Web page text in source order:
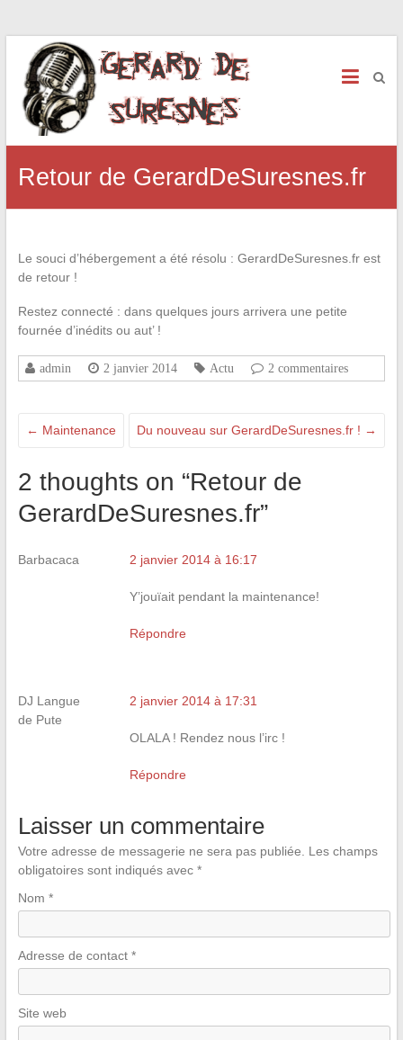
Retour de GerardDeSuresnes.fr
Le souci d’hébergement a été résolu : GerardDeSuresnes.fr est
de retour !
Restez connecté : dans quelques jours arrivera une petite
fournée d’inédits ou aut’ !
admin 2 janvier 2014 Actu 2 commentaires
← Maintenance Du nouveau sur GerardDeSuresnes.fr ! →
2 thoughts on “Retour de
GerardDeSuresnes.fr”
Barbacaca 2 janvier 2014 à 16:17
Y’jouïait pendant la maintenance!
Répondre
DJ Langue
de Pute
2 janvier 2014 à 17:31
OLALA ! Rendez nous l’irc !
Répondre
Laisser un commentaire
Votre adresse de messagerie ne sera pas publiée.
Les champs
obligatoires sont indiqués avec *
Nom *
Adresse de contact *
Site web